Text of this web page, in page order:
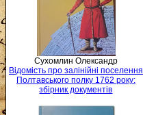
Сухомлин Олександр
Відомість про залінійні поселення
Полтавського полку 1762 року:
збірник документів